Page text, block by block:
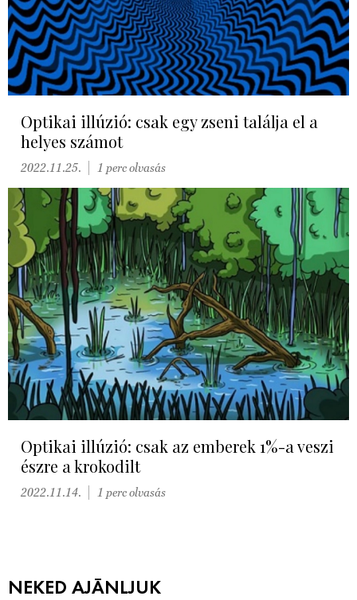
Optikai illúzió: csak egy zseni találja el a
helyes számot
2022.11.25. 1 perc olvasás
Optikai illúzió: csak az emberek 1%-a veszi
észre a krokodilt
2022.11.14. 1 perc olvasás
NEKED AJÁNLJUK